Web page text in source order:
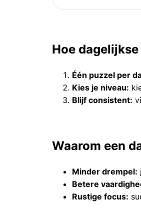
Hoe
Één puzzel per
Kies je niveau:
Blijf consistent:
Waarom een
Minder drempel:
Betere
Rustige focus: